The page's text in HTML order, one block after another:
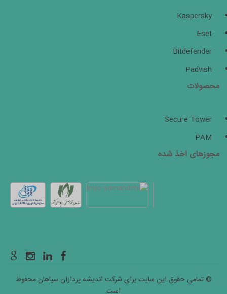
Kaspersky
Eset
Bitdefender
Padvish
محصولات
Secure Tower
PAM
مجوزهای اخذ شده
© تمامی حقوق این سایت برای شرکت اندیشه پردازان سپاهان محفوظ